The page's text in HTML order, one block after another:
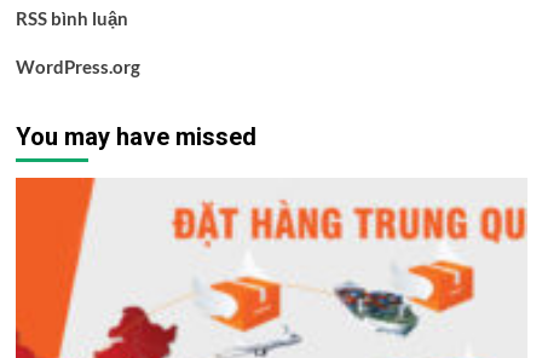
RSS bình luận
WordPress.org
You may have missed